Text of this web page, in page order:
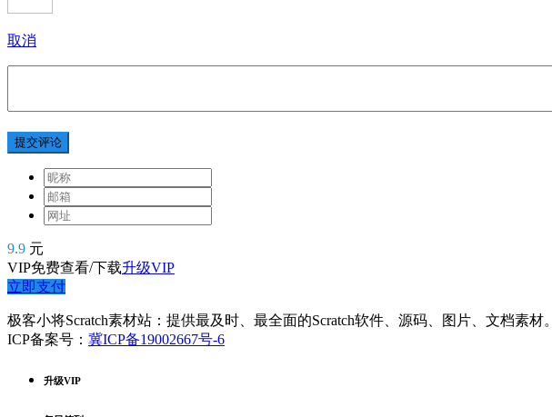
取消
提交评论
9.9 元
VIP免费查看/下载升级VIP
立即支付
极客小将Scratch素材站：提供最及时、最全面的Scratch软件、源码、图片、文档素材。
ICP备案号： 冀ICP备19002667号-6
升级VIP